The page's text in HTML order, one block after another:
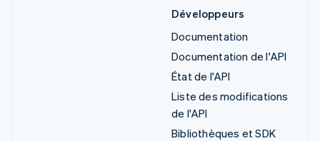
Développeurs
Documentation
Documentation de l'API
État de l'API
Liste des modifications
de l'API
Bibliothèques et SDK